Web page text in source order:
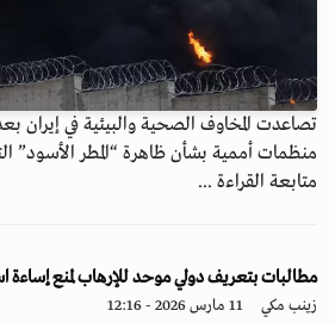
تصاعدت المخاوف الصحية والبيئية في إيران
منظمات أممية بشأن ظاهرة “المطر
متابعة القراءة ...
مطالبات بتعريف دولي موحد للإرهاب لمنع إساءة
زينب مكي 11 مارس 2026 - 12:16